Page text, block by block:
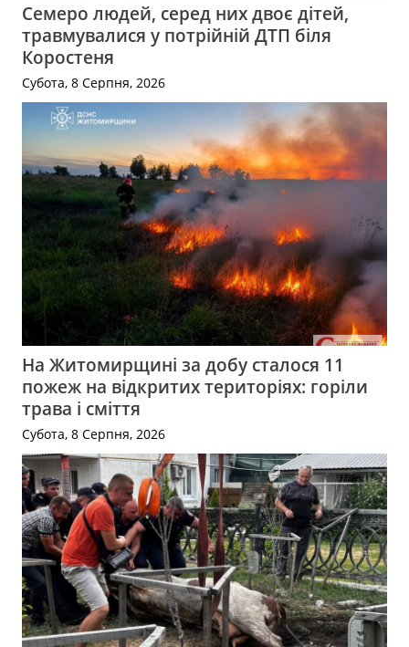
Семеро людей, серед них двоє дітей,
травмувалися у потрійній ДТП біля
Коростеня
Субота, 8 Серпня, 2026
На Житомирщині за добу сталося 11
пожеж на відкритих територіях: горіли
трава і сміття
Субота, 8 Серпня, 2026